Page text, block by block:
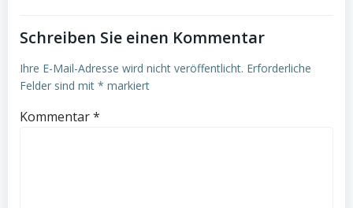
Schreiben Sie einen Kommentar
Ihre E-Mail-Adresse wird nicht veröffentlicht. Erforderliche
Felder sind mit * markiert
Kommentar*